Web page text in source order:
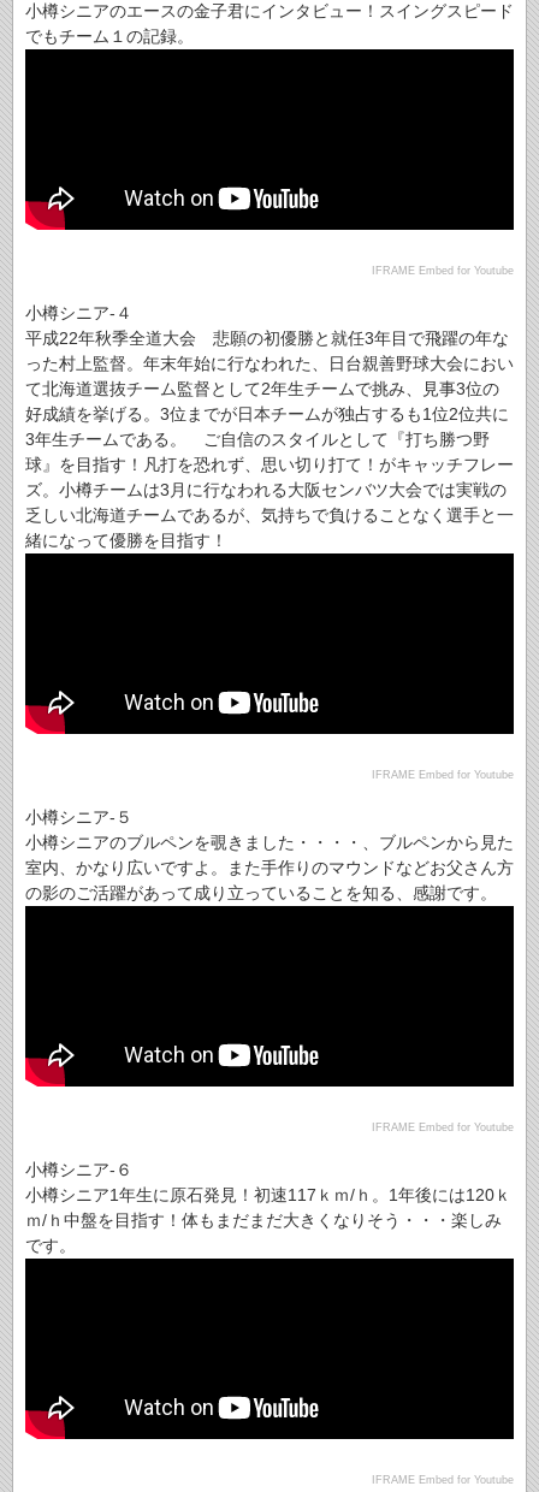
小樽シニアのエースの金子君にインタビュー！スイングスピード
でもチーム１の記録。
IFRAME Embed for Youtube
小樽シニア-４
平成22年秋季全道大会 悲願の初優勝と就任3年目で飛躍の年な
った村上監督。年末年始に行なわれた、日台親善野球大会におい
て北海道選抜チーム監督として2年生チームで挑み、見事3位の
好成績を挙げる。3位までが日本チームが独占するも1位2位共に
3年生チームである。 ご自信のスタイルとして『打ち勝つ野
球』を目指す！凡打を恐れず、思い切り打て！がキャッチフレー
ズ。小樽チームは3月に行なわれる大阪センバツ大会では実戦の
乏しい北海道チームであるが、気持ちで負けることなく選手と一
緒になって優勝を目指す！
IFRAME Embed for Youtube
小樽シニア-５
小樽シニアのブルペンを覗きました・・・・、ブルペンから見た
室内、かなり広いですよ。また手作りのマウンドなどお父さん方
の影のご活躍があって成り立っていることを知る、感謝です。
IFRAME Embed for Youtube
小樽シニア-６
小樽シニア1年生に原石発見！初速117ｋｍ/ｈ。1年後には120ｋ
ｍ/ｈ中盤を目指す！体もまだまだ大きくなりそう・・・楽しみ
です。
IFRAME Embed for Youtube